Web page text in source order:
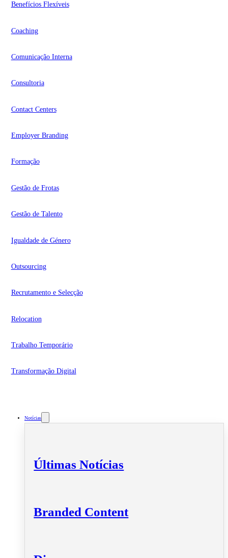
Benefícios Flexíveis
Coaching
Comunicação Interna
Consultoria
Contact Centers
Employer Branding
Formação
Gestão de Frotas
Gestão de Talento
Igualdade de Género
Outsourcing
Recrutamento e Selecção
Relocation
Trabalho Temporário
Transformação Digital
Notícias
Últimas Notícias
Branded Content